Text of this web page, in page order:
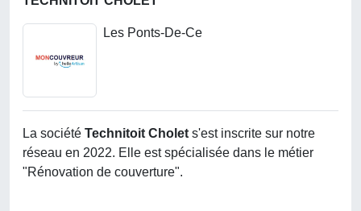
Les Ponts-De-Ce
La société Technitoit Cholet s'est inscrite sur notre
réseau en 2022. Elle est spécialisée dans le métier
"Rénovation de couverture".